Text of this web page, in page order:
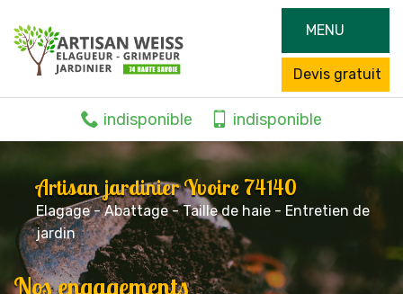
MENU
Devis gratuit
indisponible indisponible
Artisan jardinier Yvoire 74140
Elagage - Abattage - Taille de haie - Entretien de
jardin
Nos engagements